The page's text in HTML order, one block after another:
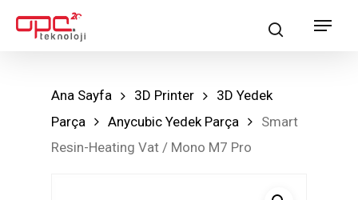
searchMenu
Ana Sayfa 3D Printer
3D Yedek
Parça
Anycubic Yedek Parça
Smart
Resin-Heating Vat / Mono M7 Pro